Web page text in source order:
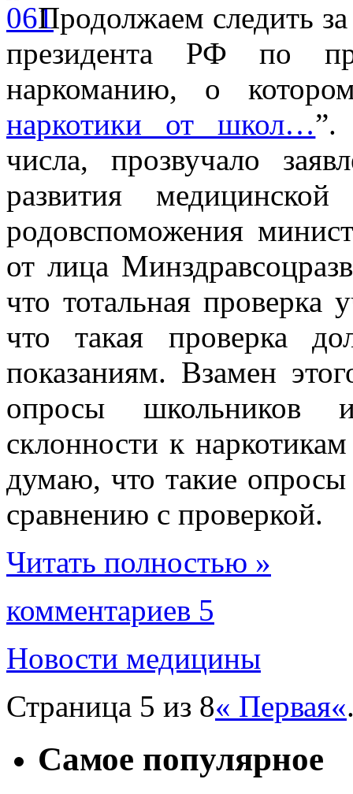
Продолжаем следить
президента РФ по
наркоманию, о
наркотики от школ…”.
числа, прозвучало
развития
родовспоможения
от лица
что тотальная проверка
что такая проверка
показаниям. Взамен
опросы школьников
склонности к
думаю, что такие
сравнению с проверкой.
Читать полностью »
комментариев 5
Новости медицины
Страница 5 из 8« Первая«
Самое популярное